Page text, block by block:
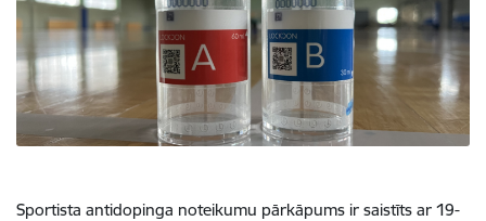
Sportista antidopinga noteikumu pārkāpums ir saistīts ar 19-